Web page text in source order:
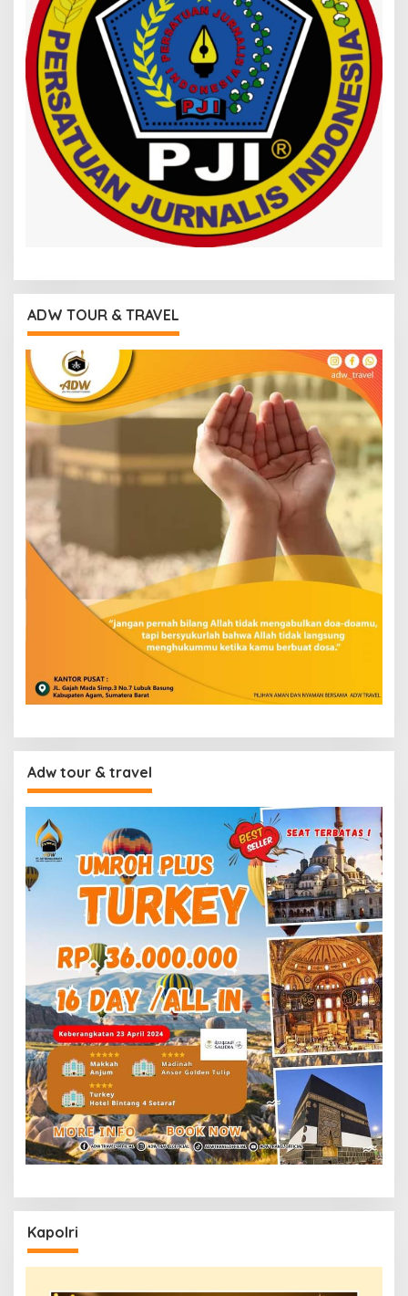
ADW TOUR & TRAVEL
Adw tour & travel
Kapolri